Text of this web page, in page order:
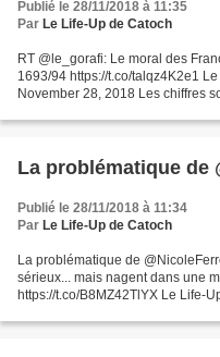
Publié le 28/11/2018 à 11:35
Par Le Life-Up de Catoch
RT @le_gorafi: Le moral des
1693/94 https://t.co/talqz4K2e1
November 28, 2018 Les chiffres
La problématique de
Publié le 28/11/2018 à 11:34
Par Le Life-Up de Catoch
La problématique de
sérieux... mais nagent dans une
https://t.co/B8MZ42TlYX Le Life-
donnés...